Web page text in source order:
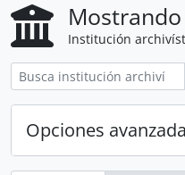
Institución
Opciones